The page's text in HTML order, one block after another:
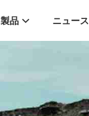
製品 ニュース